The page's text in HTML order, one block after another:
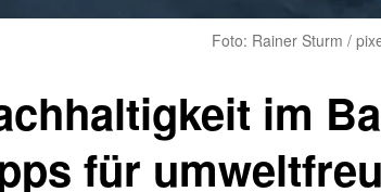
Foto: Rainer Sturm /
im
für